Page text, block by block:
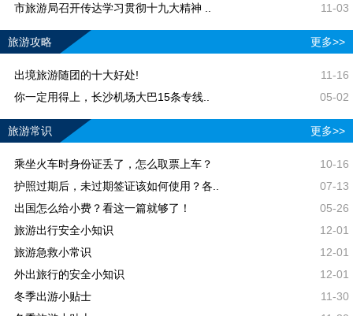
市旅游局召开传达学习贯彻十九大精神 ..
11-03
旅游攻略 更多>>
出境旅游随团的十大好处!
11-16
你一定用得上，长沙机场大巴15条专线..
05-02
旅游常识 更多>>
乘坐火车时身份证丢了，怎么取票上车？
10-16
护照过期后，未过期签证该如何使用？各..
07-13
出国怎么给小费？看这一篇就够了！
05-26
旅游出行安全小知识
12-01
旅游急救小常识
12-01
外出旅行的安全小知识
12-01
冬季出游小贴士
11-30